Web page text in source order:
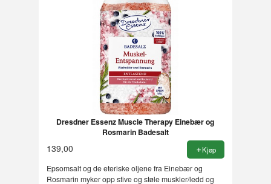
Dresdner Essenz Muscle Therapy Einebær og
Rosmarin Badesalt
139,00 Kjøp
Epsomsalt og de eteriske oljene fra Einebær og
Rosmarin myker opp stive og støle muskler/ledd og